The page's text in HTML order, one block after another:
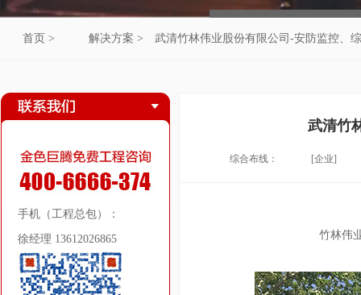
首页 > 解决方案 > 武清竹林伟业股份有限公司-安防监控、
手机（工程总包）：
徐经理 13612026865
武清竹
综合布线： [企业]
竹林伟